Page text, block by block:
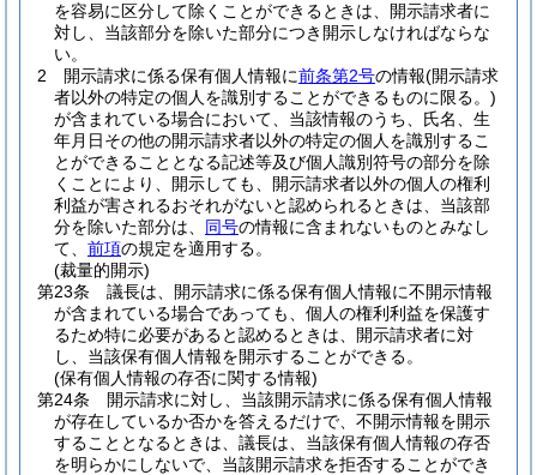
を容易に区分して除くことができるときは、開示請求者に
対し、当該部分を除いた部分につき開示しなければならな
い。
2
開示請求に係る保有個人情報に前条第2号の情報(開示請求
者以外の特定の個人を識別することができるものに限る。)
が含まれている場合において、当該情報のうち、氏名、生
年月日その他の開示請求者以外の特定の個人を識別するこ
とができることとなる記述等及び個人識別符号の部分を除
くことにより、開示しても、開示請求者以外の個人の権利
利益が害されるおそれがないと認められるときは、当該部
分を除いた部分は、 同号の情報に含まれないものとみなし
て、 前項の規定を適用する。
(裁量的開示)
第23条
議長は、開示請求に係る保有個人情報に不開示情報
が含まれている場合であっても、個人の権利利益を保護す
るため特に必要があると認めるときは、開示請求者に対
し、当該保有個人情報を開示することができる。
(保有個人情報の存否に関する情報)
第24条
開示請求に対し、当該開示請求に係る保有個人情報
が存在しているか否かを答えるだけで、不開示情報を開示
することとなるときは、議長は、当該保有個人情報の存否
を明らかにしないで、当該開示請求を拒否することができ